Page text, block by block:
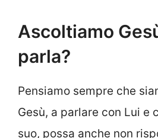
Ascoltiamo
parla?
Pensiamo sempre che
Gesù, a parlare con Lui e
suo, possa anche non